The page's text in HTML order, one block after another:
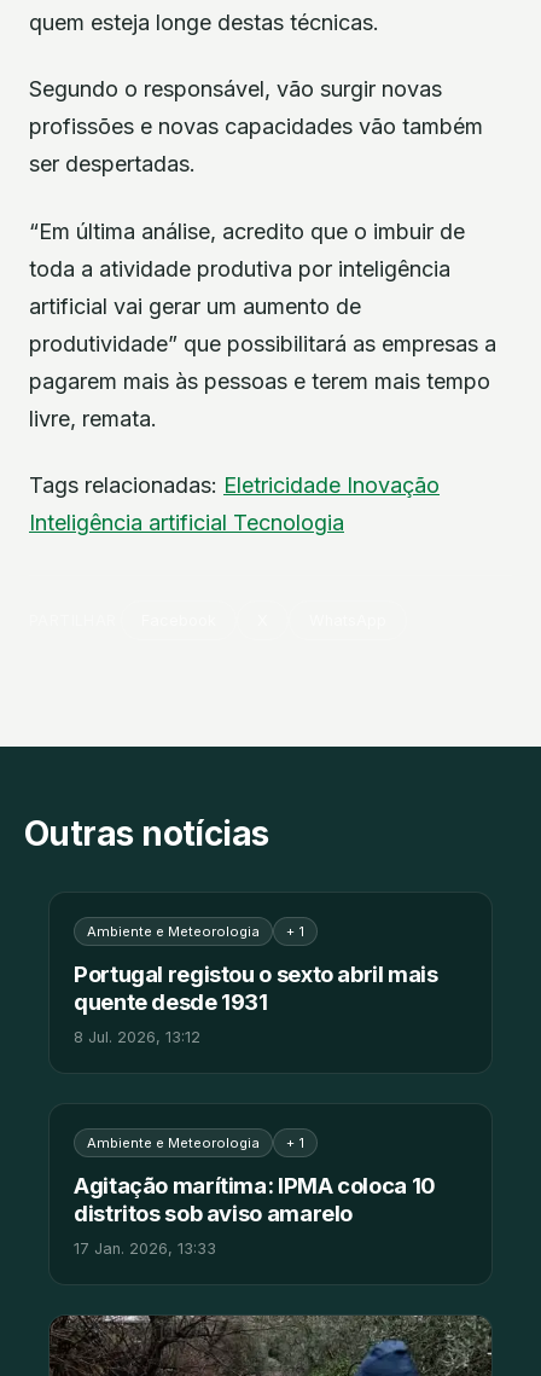
quem esteja longe destas técnicas.
Segundo o responsável, vão surgir novas
profissões e novas capacidades vão também
ser despertadas.
“Em última análise, acredito que o imbuir de
toda a atividade produtiva por inteligência
artificial vai gerar um aumento de
produtividade” que possibilitará as empresas a
pagarem mais às pessoas e terem mais tempo
livre, remata.
Tags relacionadas: Eletricidade Inovação
Inteligência artificial Tecnologia
Outras notícias
Ambiente e Meteorologia + 1
Portugal registou o sexto abril mais
quente desde 1931
8 Jul. 2026, 13:12
Ambiente e Meteorologia + 1
Agitação marítima: IPMA coloca 10
distritos sob aviso amarelo
17 Jan. 2026, 13:33